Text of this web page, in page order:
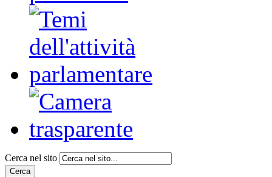
Cerca nel sito
Cerca